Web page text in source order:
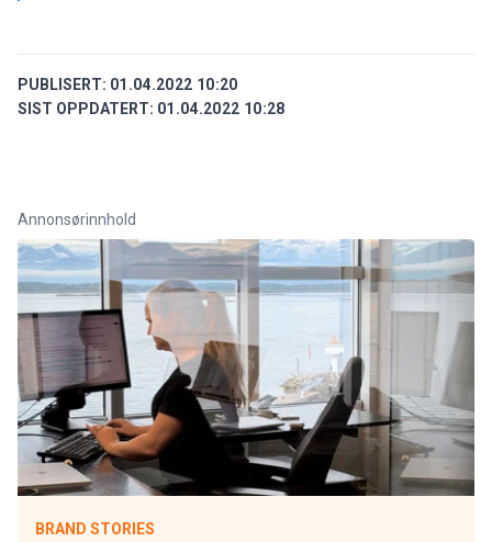
PUBLISERT: 01.04.2022 10:20
SIST OPPDATERT: 01.04.2022 10:28
Annonsørinnhold
BRAND STORIES